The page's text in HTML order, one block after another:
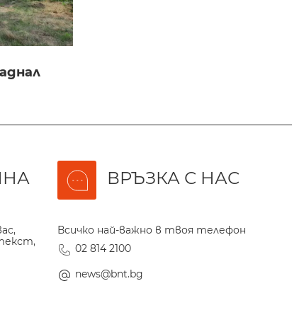
ВРЪЗКА С НАС
Всичко най-важно в твоя телефон
02 814 2100
news@bnt.bg